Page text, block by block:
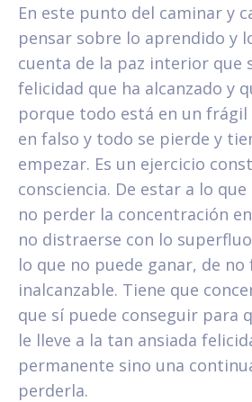
En este punto del caminar y
pensar sobre lo aprendido y
cuenta de la paz interior que
felicidad que ha alcanzado y
porque todo está en un
en falso y todo se pierde y
empezar. Es un ejercicio
consciencia. De estar a lo
no perder la concentración
no distraerse con lo
lo que no puede ganar, de
inalcanzable. Tiene que
que sí puede conseguir para
le lleve a la tan ansiada
permanente sino una
perderla.